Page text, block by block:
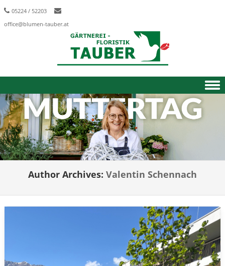
05224 / 52203
office@blumen-tauber.at
Skip to content
Author Archives: Valentin Schennach